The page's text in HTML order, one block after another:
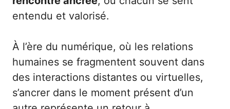
entendu et valorisé.
À l’ère du numérique, où les relations
humaines se fragmentent souvent dans
des interactions distantes ou virtuelles,
s’ancrer dans le moment présent d’un